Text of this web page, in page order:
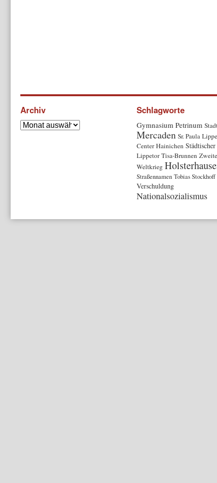
Archiv Schlagworte
Gymnasium Petrinum
Mercaden Sr. Paula
Center Hainichen
Lippetor Tisa-Brunnen
Weltkrieg
Straßennamen Tobias Stockhoff
Verschuldung
Nationalsozialismus